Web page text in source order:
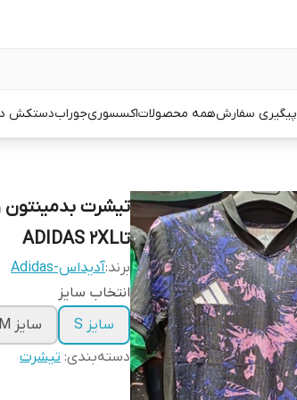
پیگیری سفارشهمه محصولاتاکسسوریجورابدستکش
تاADIDAS 2XL
برند:آدیداس-Adidas
انتخاب سایز
سایز S
سایز M
دسته‌بندی: تیشرت